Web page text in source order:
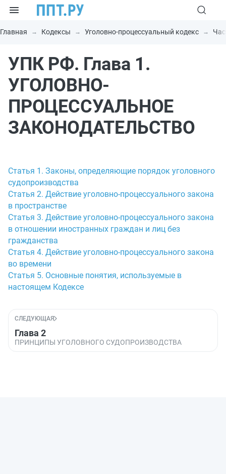
Главная Кодексы Уголовно-процессуальный кодекс
УПК РФ. Глава 1.
УГОЛОВНО-
ПРОЦЕССУАЛЬНОЕ
ЗАКОНОДАТЕЛЬСТВО
Статья 1. Законы, определяющие порядок уголовного
судопроизводства
Статья 2. Действие уголовно-процессуального закона
в пространстве
Статья 3. Действие уголовно-процессуального закона
в отношении иностранных граждан и лиц без
гражданства
Статья 4. Действие уголовно-процессуального закона
во времени
Статья 5. Основные понятия, используемые в
настоящем Кодексе
СЛЕДУЮЩАЯ
Глава 2
ПРИНЦИПЫ УГОЛОВНОГО СУДОПРОИЗВОДСТВА